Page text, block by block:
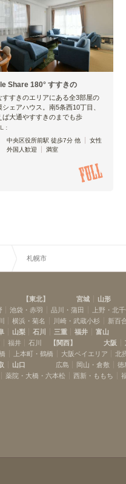
Share 180° すすきの
すすきのエリアにある全3部屋の
シェアハウス。南5条西10丁目、
ば大通やすすきのまでも歩
:
中央区役所前駅 徒歩7分 他
女性
外国人歓迎
満室
札幌市
【東北】 宮城 山形
池袋・赤羽 品川・蒲田 上野・北
横浜・菊名 川崎・武蔵小杉 新百
山梨 石川 三重 福井 富山
福井 石川 【関西】 大阪
上本町・鶴橋 大阪ベイエリア 北
山口 広島 岡山・倉敷 徳
薬院・大橋・六本松 西新・ももち